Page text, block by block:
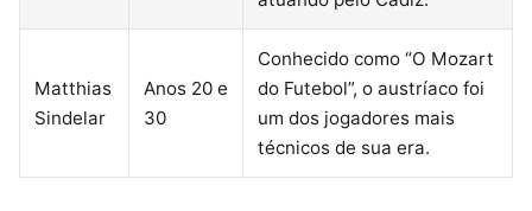
Matthias
Sindelar
Anos 20 e
30
Conhecido como “O Mozart
do Futebol”, o austríaco foi
um dos jogadores mais
técnicos de sua era.